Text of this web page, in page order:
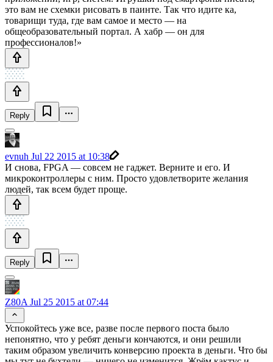
это вам не схемки рисовать в паинте. Так что идите ка,
товарищи туда, где вам самое и место — на
общеобразовательный портал. А хабр — он для
профессионалов!»
Reply
evnuh Jul 22 2015 at 10:38
И снова, FPGA — совсем не гаджет. Верните и его. И
микроконтроллеры с ним. Просто удовлетворите желания
людей, так всем будет проще.
Reply
Z80A Jul 25 2015 at 07:44
Успокойтесь уже все, разве после первого поста было
непонятно, что у ребят деньги кончаются, и они решили
таким образом увеличить конверсию проекта в деньги. Что бы